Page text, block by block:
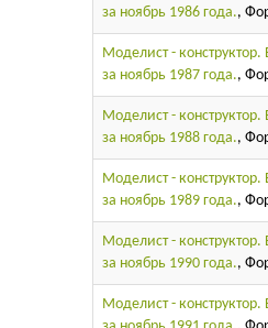
за ноябрь 1986 года.,
Моделист -
за ноябрь 1987 года.,
Моделист -
за ноябрь 1988 года.,
Моделист -
за ноябрь 1989 года.,
Моделист -
за ноябрь 1990 года.,
Моделист -